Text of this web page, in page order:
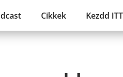
Cikkek Kezdd